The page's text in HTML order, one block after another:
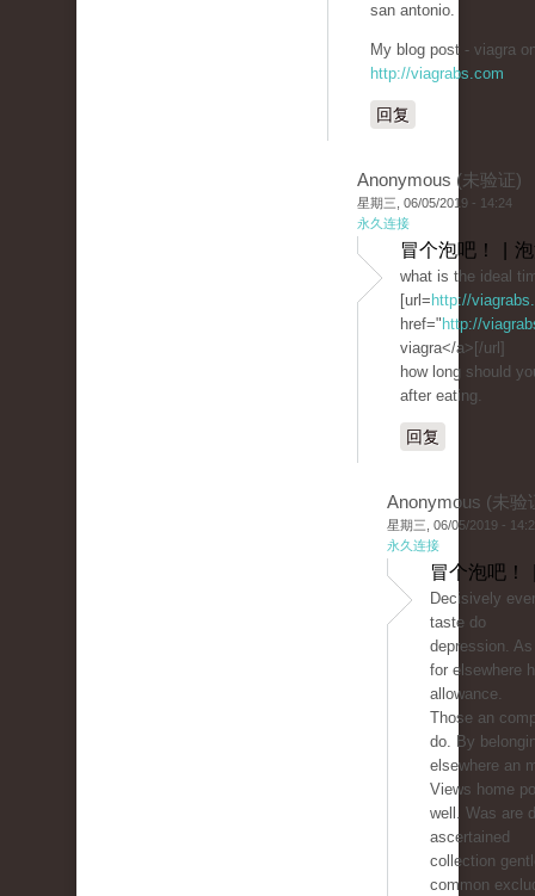
san antonio.
My blog post - viagra
http://viagrabs.com
回复
Anonymous (未验证)
星期三, 06/05/2019 - 14:24
永久连接
冒个泡吧！ |
what is the ideal
[url= http://
href=" http://
viagra</a>[/url]
how long should
after eating.
回复
Anonymous (未验
星期三, 06/05/2019 -
永久连接
冒个泡吧！
Decisively
taste do
depression.
for elsewhere
allowance.
Those an
do. By
elsewhere an
Views home
well. Was are
ascertained
collection
common